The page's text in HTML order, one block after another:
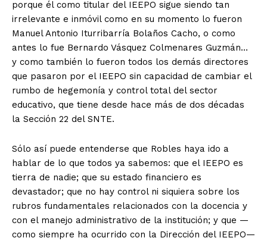
porque él como titular del IEEPO sigue siendo tan
irrelevante e inmóvil como en su momento lo fueron
Manuel Antonio Iturribarría Bolaños Cacho, o como
antes lo fue Bernardo Vásquez Colmenares Guzmán…
y como también lo fueron todos los demás directores
que pasaron por el IEEPO sin capacidad de cambiar el
rumbo de hegemonía y control total del sector
educativo, que tiene desde hace más de dos décadas
la Sección 22 del SNTE.
Sólo así puede entenderse que Robles haya ido a
hablar de lo que todos ya sabemos: que el IEEPO es
tierra de nadie; que su estado financiero es
devastador; que no hay control ni siquiera sobre los
rubros fundamentales relacionados con la docencia y
con el manejo administrativo de la institución; y que —
como siempre ha ocurrido con la Dirección del IEEPO—